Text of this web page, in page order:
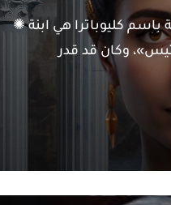
✺ الملكة كليوباترا السابعة والمعروفة باسم كليوباترا هي ابنة
وكان قد قدر